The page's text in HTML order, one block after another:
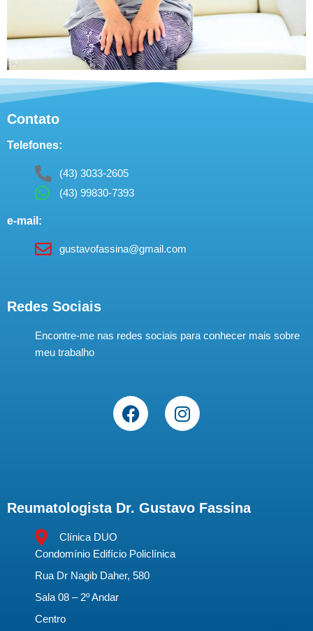
Contato
Telefones:
(43) 3033-2605
(43) 99830-7393
e-mail:
gustavofassina@gmail.com
Redes Sociais
Encontre-me nas redes sociais para conhecer mais sobre
meu trabalho
Reumatologista Dr. Gustavo Fassina
Clínica DUO
Condomínio Edifício Policlínica
Rua Dr Nagib Daher, 580
Sala 08 – 2º Andar
Centro